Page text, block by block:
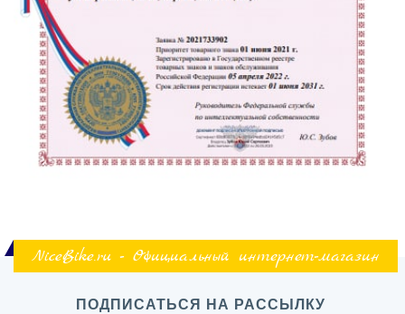
NiceBike.ru - Официальный интернет-магазин
ПОДПИСАТЬСЯ НА РАССЫЛКУ